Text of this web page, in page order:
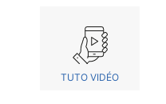
TUTO VIDÉO